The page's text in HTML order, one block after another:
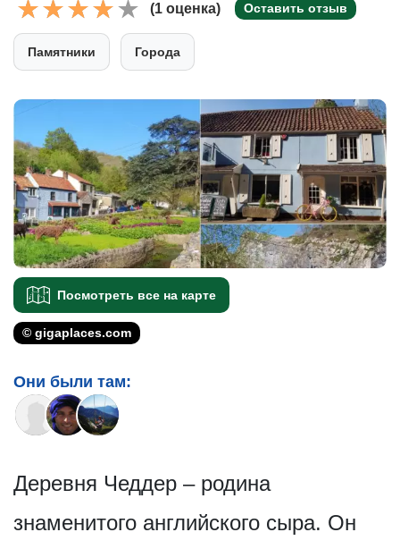
(1 оценка) Оставить отзыв
Памятники Города
Посмотреть все на карте
© gigaplaces.com
Они были там:
Деревня Чеддер – родина
знаменитого английского сыра. Он